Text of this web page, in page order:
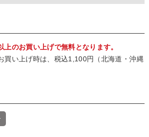
上のお買い上げで無料となります。
買い上げ時は、税込1,100円（北海道・沖縄